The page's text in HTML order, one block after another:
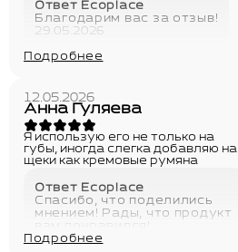
Ответ Ecoplace
Благодарим вас за отзыв!
29.05.2026
Подробнее
12.05.2026
Анна Гуляева
Я использую его не только на
губы, иногда слегка добавляю на
щеки как кремовые румяна
Ответ Ecoplace
Спасибо, что поделились
мнением! Рады, что продукт
29.05.2026
Подробнее